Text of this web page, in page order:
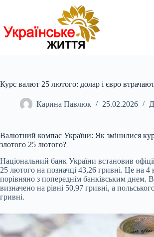
Курс валют 25 лютого: долар і євро
Карина Павлюк 25.02.2026
Валютний компас України: Як змінилися
злотого 25 лютого?
Національний банк України встановив
25 лютого на позначці 43,26 гривні. Це на 4
порівняно з попереднім банківським днем.
визначено на рівні 50,97 гривні, а
гривні.